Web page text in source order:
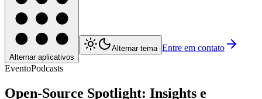
Alternar aplicativos
Alternar tema Entre em contato
EventoPodcasts
Open-Source Spotlight: Insights e